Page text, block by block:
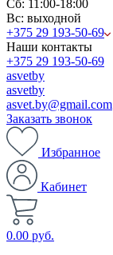
Сб: 11:00-18:00
Вс: выходной
+375 29 193-50-69
Наши контакты
+375 29 193-50-69
asvetby
asvetby
asvet.by@gmail.com
Заказать звонок
Избранное
Кабинет
0.00 руб.